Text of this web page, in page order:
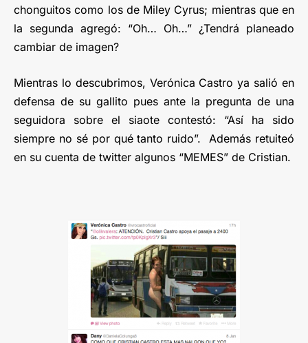
chonguitos como los de Miley Cyrus; mientras que en
la segunda agregó: “Oh… Oh…” ¿Tendrá planeado
cambiar de imagen?
Mientras lo descubrimos, Verónica Castro ya salió en
defensa de su gallito pues ante la pregunta de una
seguidora sobre el siaote contestó: “Así ha sido
siempre no sé por qué tanto ruido”. Además retuiteó
en su cuenta de twitter algunos “MEMES” de Cristian.